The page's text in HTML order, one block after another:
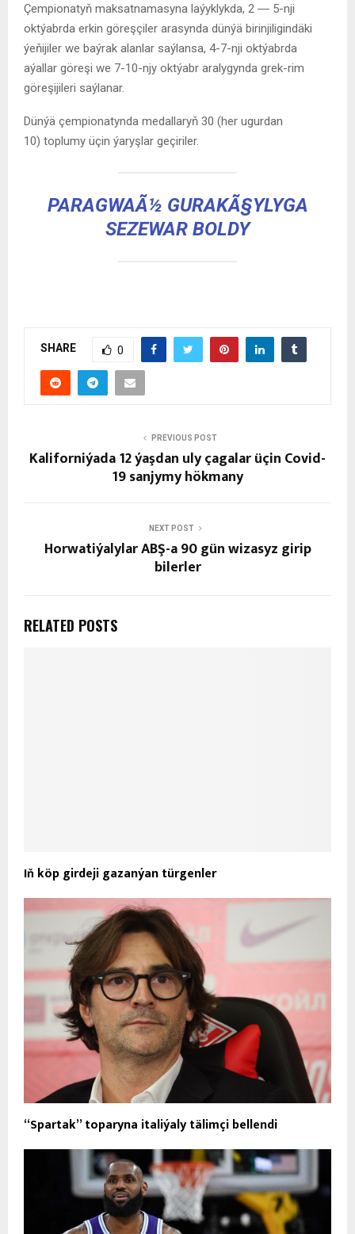
Çempionatyň maksatnamasyna laýyklykda, 2 ― 5-nji
oktýabrda erkin göreşçiler arasynda dünýä birinjiligindäki
ýeňijiler we baýrak alanlar saýlansa, 4-7-nji oktýabrda
aýallar göreşi we 7-10-njy oktýabr aralygynda grek-rim
göreşijileri saýlanar.
Dünýä çempionatynda medallaryň 30 (her ugurdan
10) toplumy üçin ýaryşlar geçiriler.
PARAGWAÃ½ GURAKÃ§YLYGA
SEZEWAR BOLDY
SHARE 0
PREVIOUS POST
Kaliforniýada 12 ýaşdan uly çagalar üçin Covid-
19 sanjymy hökmany
NEXT POST
Horwatiýalylar ABŞ-a 90 gün wizasyz girip
bilerler
RELATED POSTS
Iň köp girdeji gazanýan türgenler
“Spartak” toparyna italiýaly tälimçi bellendi